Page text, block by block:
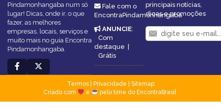
Pindamonhangaba num só
lugar! Dicas, onde ir, o que
fazer, as melhores
empresas, locais, serviços e
muito mais no guia Encontra
Pindamonhangaba.
Fale com o
EncontraPindamonhangaba
ANUNCIE:
Com
destaque |
Grátis
principais notícias,
dicas e promoções
Termos| Privacidade
Sitemap
Criado com
e pelo time do EncontraBrasil